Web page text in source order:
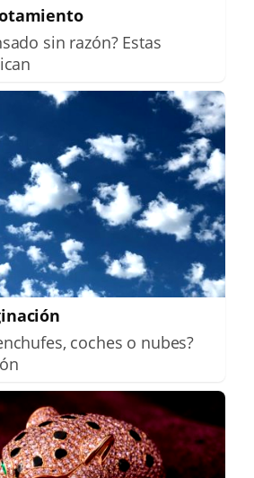
sin razón? Estas
coches o nubes?